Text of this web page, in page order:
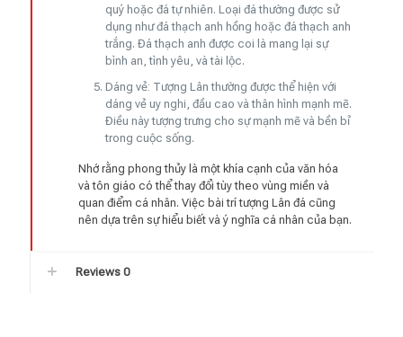
quý hoặc đá tự nhiên. Loại đá thường được sử
dụng như đá thạch anh hồng hoặc đá thạch anh
trắng. Đá thạch anh được coi là mang lại sự
bình an, tình yêu, và tài lộc.
Dáng vẻ: Tượng Lân thường được thể hiện với
dáng vẻ uy nghi, đầu cao và thân hình mạnh mẽ.
Điều này tượng trưng cho sự mạnh mẽ và bền bỉ
trong cuộc sống.
Nhớ rằng phong thủy là một khía cạnh của văn hóa
và tôn giáo có thể thay đổi tùy theo vùng miền và
quan điểm cá nhân. Việc bài trí tượng Lân đá cũng
nên dựa trên sự hiểu biết và ý nghĩa cá nhân của bạn.
Reviews 0